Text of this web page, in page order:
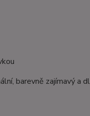
barevně zajímavý a